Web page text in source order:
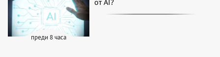
преди 8 часа
от AI?